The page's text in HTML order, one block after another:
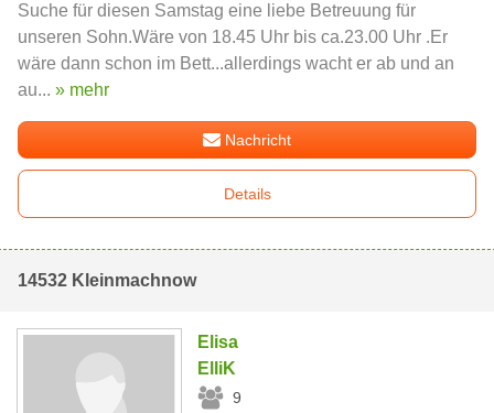
Suche für diesen Samstag eine liebe Betreuung für
unseren Sohn.Wäre von 18.45 Uhr bis ca.23.00 Uhr .Er
wäre dann schon im Bett...allerdings wacht er ab und an
au... » mehr
Nachricht
Details
14532 Kleinmachnow
Elisa
ElliK
9